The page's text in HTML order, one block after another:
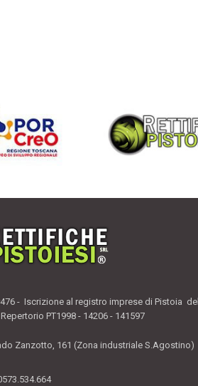
- Iscrizione al registro imprese di Pistoia del
PT1998 - 14206 - 141597
Zanzotto, 161 (Zona industriale S.Agostino)